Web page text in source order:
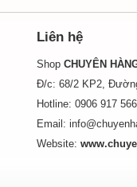
Liên hệ
Shop CHUYÊN
Đ/c: 68/2 KP2,
Tp.HCM
Hotline: 0906 917 566
Email:
Website: